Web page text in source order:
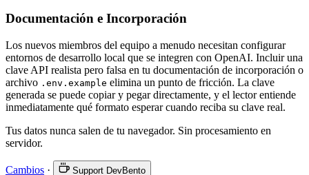
Documentación e Incorporación
Los nuevos miembros del equipo a menudo necesitan configurar
entornos de desarrollo local que se integren con OpenAI. Incluir una
clave API realista pero falsa en tu documentación de incorporación o
archivo .env.example elimina un punto de fricción. La clave
generada se puede copiar y pegar directamente, y el lector entiende
inmediatamente qué formato esperar cuando reciba su clave real.
Tus datos nunca salen de tu navegador. Sin procesamiento en
servidor.
Cambios · Support DevBento